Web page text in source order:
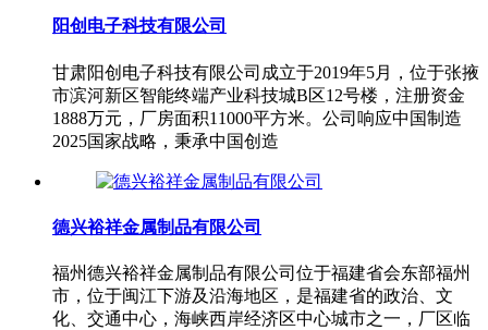
阳创电子科技有限公司
甘肃阳创电子科技有限公司成立于2019年5月，位于张掖
市滨河新区智能终端产业科技城B区12号楼，注册资金
1888万元，厂房面积11000平方米。公司响应中国制造
2025国家战略，秉承中国创造
德兴裕祥金属制品有限公司
福州德兴裕祥金属制品有限公司位于福建省会东部福州
市，位于闽江下游及沿海地区，是福建省的政治、文
化、交通中心，海峡西岸经济区中心城市之一，厂区临